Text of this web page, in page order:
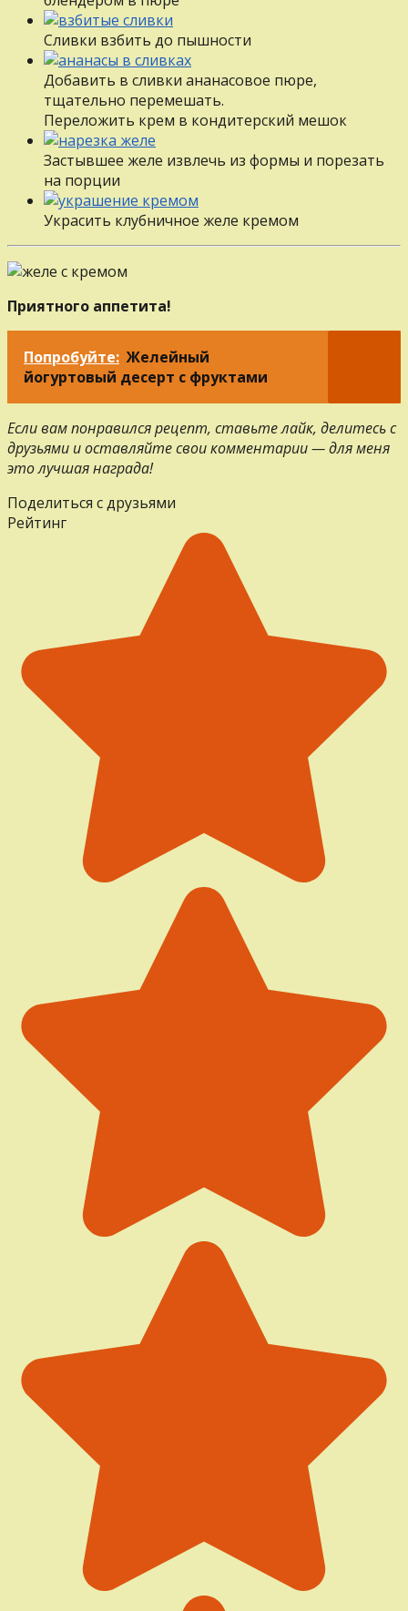
Сливки взбить до пышности
Добавить в сливки ананасовое пюре,
тщательно перемешать.
Переложить крем в кондитерский мешок
Застывшее желе извлечь из формы и порезать
на порции
Украсить клубничное желе кремом
Приятного аппетита!
Попробуйте: Желейный
йогуртовый десерт с фруктами
Если вам понравился рецепт, ставьте лайк, делитесь с
друзьями и оставляйте свои комментарии — для меня
это лучшая награда!
Поделиться с друзьями
Рейтинг